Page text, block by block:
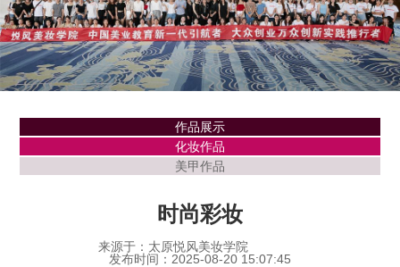
作品展示
化妆作品
美甲作品
时尚彩妆
来源于：太原悦风美妆学院
发布时间：2025-08-20 15:07:45